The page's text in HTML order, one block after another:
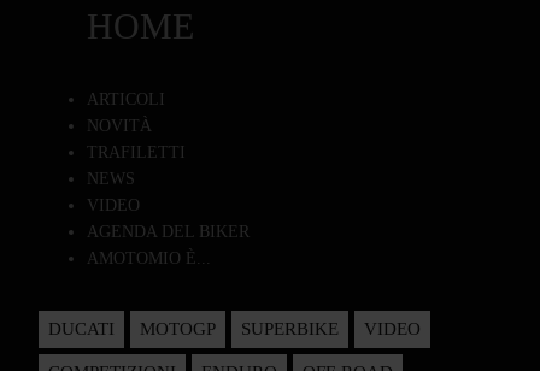
HOME
ARTICOLI
NOVITÀ
TRAFILETTI
NEWS
VIDEO
AGENDA DEL BIKER
AMOTOMIO È...
DUCATI MOTOGP SUPERBIKE VIDEO